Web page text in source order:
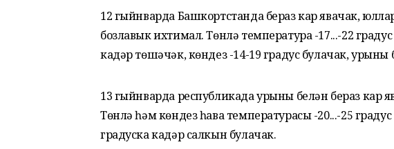
12 гыйнварда Башкортстанда бераз кар явачак,
бозлавык ихтимал. Төнлә температура -17...-22
кадәр төшәчәк, көндез -14-19 градус булачак, урыны
13 гыйнварда республикада урыны белән бераз кар
Төнлә һәм көндез һава температурасы -20...-25
градуска кадәр салкын булачак.